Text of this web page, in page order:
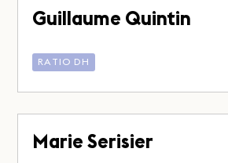
Guillaume Quintin
RATIO DH
Marie Serisier